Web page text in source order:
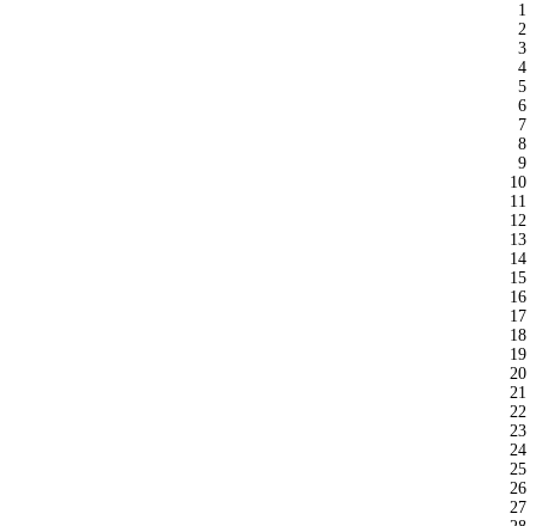
1
2
3
4
5
6
7
8
9
10
11
12
13
14
15
16
17
18
19
20
21
22
23
24
25
26
27